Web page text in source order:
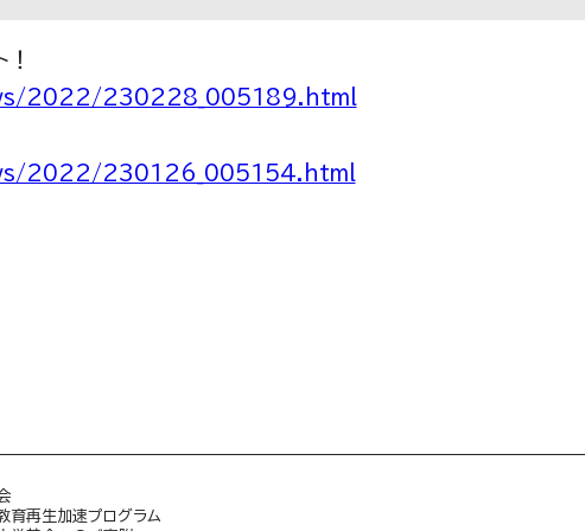
2022/230228_005189.html
2022/230126_005154.html
育再生加速プログラム